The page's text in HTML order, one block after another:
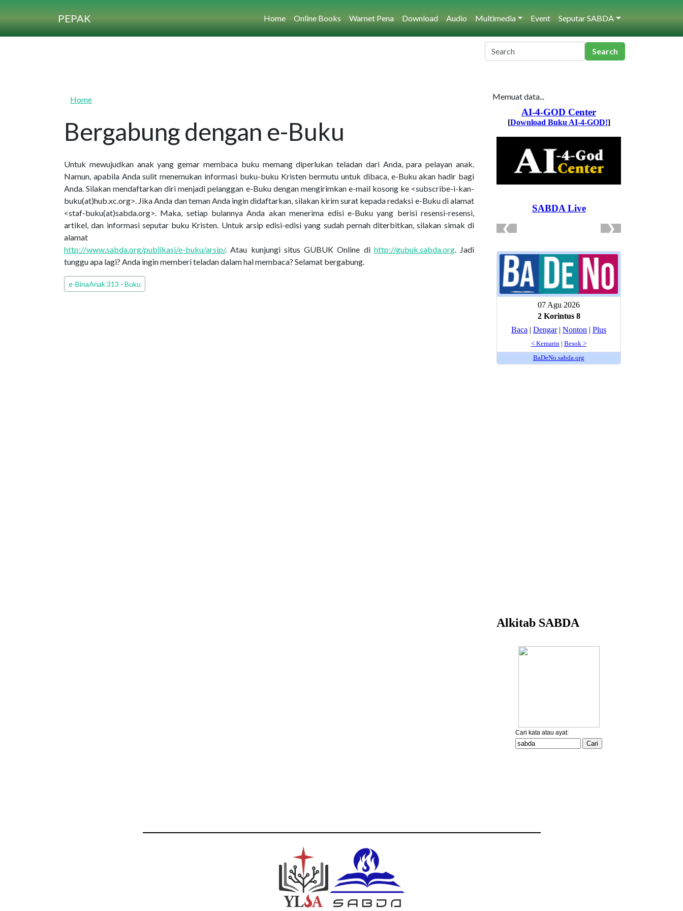
PEPAK Home Online Books Warnet Pena Download Audio Multimedia Event Seputar SABDA
Home
Bergabung dengan e-Buku
Untuk mewujudkan anak yang gemar membaca buku memang diperlukan teladan dari Anda, para pelayan anak.
Namun, apabila Anda sulit menemukan informasi buku-buku Kristen bermutu untuk dibaca, e-Buku akan hadir bagi
Anda. Silakan mendaftarkan diri menjadi pelanggan e-Buku dengan mengirimkan e-mail kosong ke <subscribe-i-kan-
buku(at)hub.xc.org>. Jika Anda dan teman Anda ingin didaftarkan, silakan kirim surat kepada redaksi e-Buku di alamat
<staf-buku(at)sabda.org>. Maka, setiap bulannya Anda akan menerima edisi e-Buku yang berisi resensi-resensi,
artikel, dan informasi seputar buku Kristen. Untuk arsip edisi-edisi yang sudah pernah diterbitkan, silakan simak di
alamat
http://www.sabda.org/publikasi/e-buku/arsip/. Atau kunjungi situs GUBUK Online di http://gubuk.sabda.org. Jadi
tunggu apa lagi? Anda ingin memberi teladan dalam hal membaca? Selamat bergabung.
Edisi PEPAK
e-BinaAnak 313 - Buku
Memuat data...